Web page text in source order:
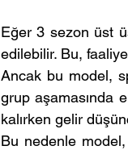
Eğer 3 sezon üst
edilebilir. Bu,
Ancak bu model,
grup aşamasında
kalırken gelir
Bu nedenle model,